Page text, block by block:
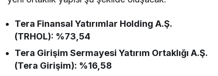
Tera Finansal Yatırımlar Holding A.Ş.
(TRHOL): %73,54
Tera Girişim Sermayesi Yatırım Ortaklığı A.Ş.
(Tera Girişim): %16,58